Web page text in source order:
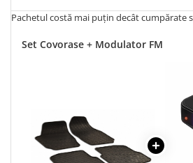
Pachetul costă mai puțin decât cumpărate
Set Covorase + Modulator FM